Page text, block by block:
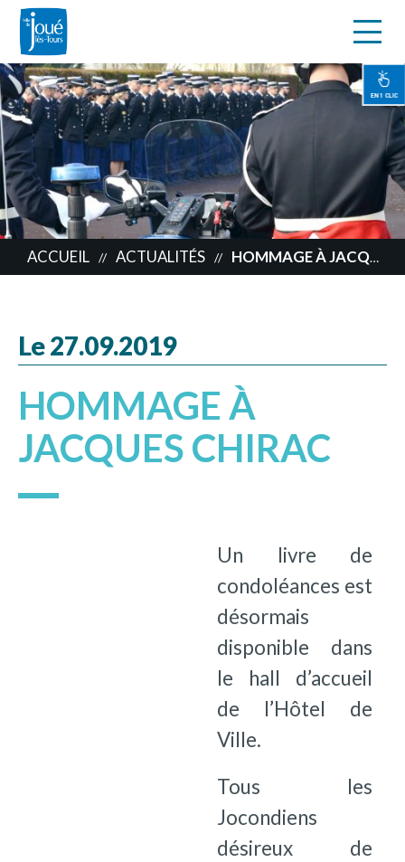
Aller
au
contenu
principal
EN 1 CLIC
ACCUEIL // ACTUALITÉS // HOMMAGE À JACQUES CHIRAC
Le 27.09.2019
HOMMAGE À
JACQUES CHIRAC
Un livre de
condoléances est
désormais
disponible dans
le hall d’accueil
de l’Hôtel de
Ville.
Tous les
Jocondiens
désireux de